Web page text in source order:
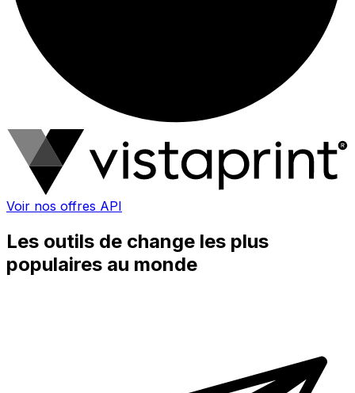
Voir nos offres API
Les outils de change les plus
populaires au monde